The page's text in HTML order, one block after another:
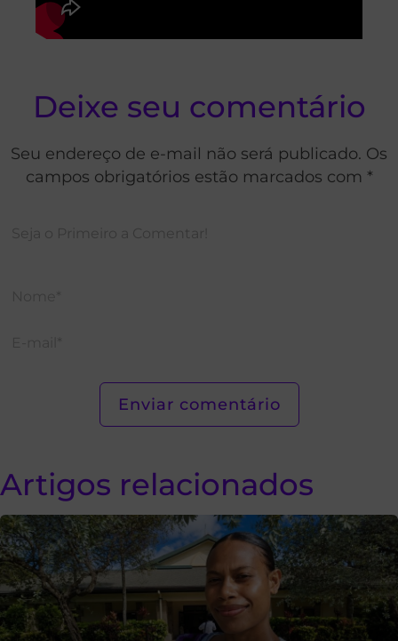
Deixe seu comentário
Seu endereço de e-mail não será publicado. Os
campos obrigatórios estão marcados com *
Artigos relacionados